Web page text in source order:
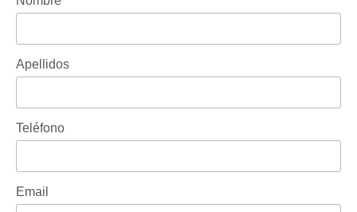
Apellidos
Teléfono
Email